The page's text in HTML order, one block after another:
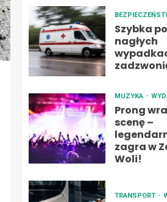
Szybka
nagłych
MUZYKA
Prong
scenę –
zagra w
Woli!
TRANSPORT